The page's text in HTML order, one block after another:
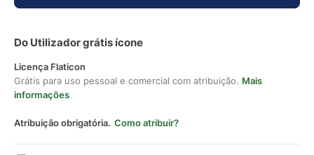
Do Utilizador grátis ícone
Licença Flaticon
Grátis para uso pessoal e comercial com atribuição. Mais
informações
Atribuição obrigatória. Como atribuir?